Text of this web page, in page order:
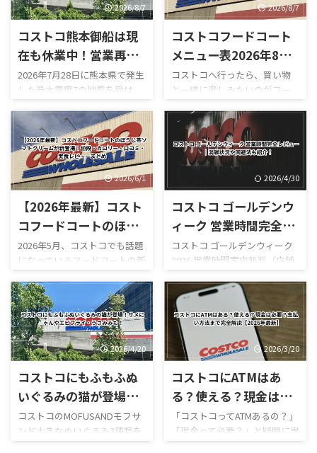
2026/8/7
コストコ熊本御船は現
在も休業中！営業再開
はいつ？地震後の店
内・ガスステーション
営業時間まとめ
2026年7月28日に熊本県で発生
した最大震度7の地震を受け、
コストコ熊本御船倉庫店は現
在も臨時休業しています。
「今日コストコ熊本はやって
る？」 「営業再開はいつ？」
「店内はどうなっている？」
「ガソリンだけ入れられ
る？」 「フードコートは使え
る？」 と気になっている人も
多いのではないでしょうか。
点では熊本御船倉庫店の売り
場は営業再開しておらず、再開
日も正式発表されていませ
ん。 一方で、併設するガスス
テーションは7月29日から営業
を再開しており、午前9時～午
後8時で営業し ...
2026/8/7
コストコフードコート
メニュー表2026年8月
版！最新価格・新作・
おすすめ52選
コストコへ行ったら、買い物
と一緒に楽しみたいのがフー
ドコートです。 180円のホット
ドッグをはじめ、巨大なピザ
やプルコギベイク、ソフトクリ
ーム、季節限定スムージーな
ど、コストコならではのボリュ
ーム満点メニューが並んでいま
す。 しかも2026年は新作がか
なり豊富。 現在は、 サーモン
ポキロール ボロネーゼポテト
セージカルッツォーネ クロワ
ッサンハム＆チーズ ほうじ茶
ソフトクリーム カンタロープ
メロンスムージー など、以前
にはなかったメニューも登場
しています。2026年8月3日に
2026/6/1
【2026年最新】コスト
コフードコートのほう
じ茶ソフトクリームが
新登場！値段・カロリ
ー・口コミ・実食レビ
ューまとめ
2026年5月、コストコでも話題
になっているフードコートの新
作スイーツ「ほうじ茶ソフト
クリーム」が登場しました！
ほうじ茶好きにはたまらない
和スイーツで、販売開始直後か
らSNSでも話題になっていま
す。 今回は実際に食べた感想
をもとに、 値段 カロリー予想
味の特徴 ミックスとの違い 口
コミ評判 おすすめ度 まで徹底
ている方はぜひ参考にしてく
ださい。 写真付きのレビュー
2026/4/30
コストコ ゴールデンウ
ィーク 営業時間完全レ
ビュー｜混雑状況や回
避法も紹介！
コストコ ゴールデンウィーク
2026 営業時間案内無料（店舗
利用時）／デリバリーは別途
送料ありGW2026-COSTCO-01
GWゴールデンウィーク期間中
のコストコ営業時間と混雑状
況について詳しくはこちら GW
ゴールデンウィーク期間中の
お買い得コストコ割引セール
商品一覧はこちら GWゴールデ
ンウィーク期間中のコストコ
がゴールデンウィークにコス
トコを訪れるのは毎年の楽し
2026/4/20
コストコにもふもふぬ
いぐるみの猫が登場！
サメにゃんやエビフラ
イ・うさみみも！
コストコのMOFUSANDモフサ
ンド大きなぬいぐるみ3種類を
徹底解説｜値段・種類・口コ
2026/3/20
コストコにATMはあ
る？使える？現金は必
要？支払い方法まで完
全解説【2026年最新】
「コストコってATMあるの？」
「現金って必要？」と疑問に思
ったことはありませんか？ 結